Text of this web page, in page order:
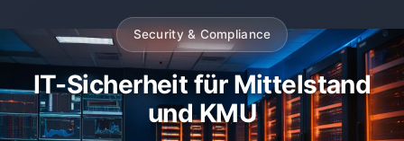
Security & Compliance
IT-Sicherheit für Mittelstand
und KMU